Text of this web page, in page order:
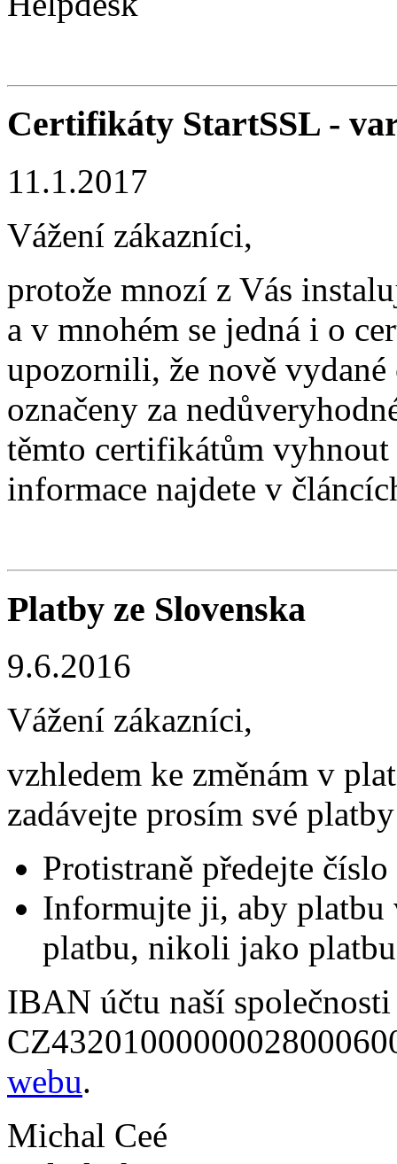
Certifikáty StartSSL -
11.1.2017
Vážení zákazníci,
protože mnozí z Vás
a v mnohém se jedná i o
upozornili, že nově
označeny za
těmto certifikátům
informace najdete v
Platby ze Slovenska
9.6.2016
Vážení zákazníci,
vzhledem ke změnám v
zadávejte prosím své
Protistraně předejte
Informujte ji, aby platbu
platbu, nikoli jako
IBAN účtu naší
webu.
Michal Ceé